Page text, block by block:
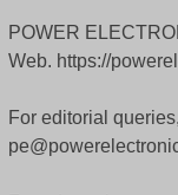
POWER
Web. https://
For editorial